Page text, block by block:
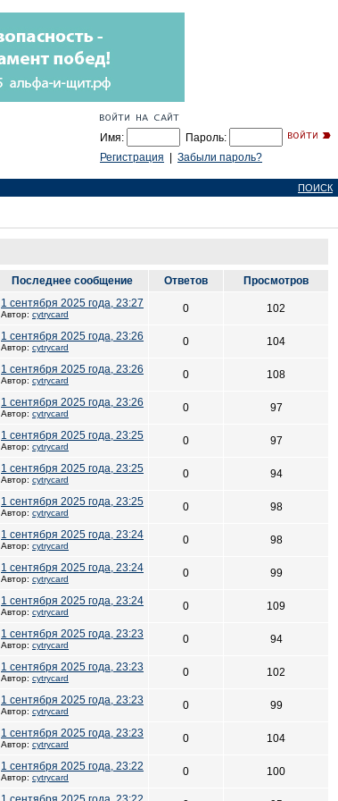
Имя:
Пароль:
Регистрация
Забыли пароль?
ПОИСК
Последнее сообщение Ответов
Просмотров
1 сентября 2025 года, 23:27
Автор: cytrycard 0 102
1 сентября 2025 года, 23:26
Автор: cytrycard 0 104
1 сентября 2025 года, 23:26
Автор: cytrycard 0 108
1 сентября 2025 года, 23:26
Автор: cytrycard 0 97
1 сентября 2025 года, 23:25
Автор: cytrycard 0 97
1 сентября 2025 года, 23:25
Автор: cytrycard 0 94
1 сентября 2025 года, 23:25
Автор: cytrycard 0 98
1 сентября 2025 года, 23:24
Автор: cytrycard 0 98
1 сентября 2025 года, 23:24
Автор: cytrycard 0 99
1 сентября 2025 года, 23:24
Автор: cytrycard 0 109
1 сентября 2025 года, 23:23
Автор: cytrycard 0 94
1 сентября 2025 года, 23:23
Автор: cytrycard 0 102
1 сентября 2025 года, 23:23
Автор: cytrycard 0 99
1 сентября 2025 года, 23:23
Автор: cytrycard 0 104
1 сентября 2025 года, 23:22
Автор: cytrycard 0 100